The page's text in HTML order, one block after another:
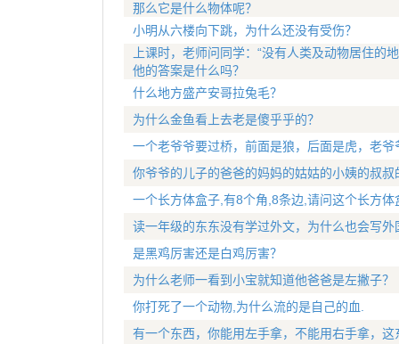
那么它是什么物体呢？
小明从六楼向下跳，为什么还没有受伤？
上课时，老师问同学：“没有人类及动物居住的
他的答案是什么吗？
什么地方盛产安哥拉兔毛？
为什么金鱼看上去老是傻乎乎的？
一个老爷爷要过桥，前面是狼，后面是虎，老爷
你爷爷的儿子的爸爸的妈妈的姑姑的小姨的叔
一个长方体盒子,有8个角,8条边,请问这个长方
读一年级的东东没有学过外文，为什么也会写外
是黑鸡厉害还是白鸡厉害？
为什么老师一看到小宝就知道他爸爸是左撇子？
你打死了一个动物,为什么流的是自己的血.
有一个东西，你能用左手拿，不能用右手拿，这